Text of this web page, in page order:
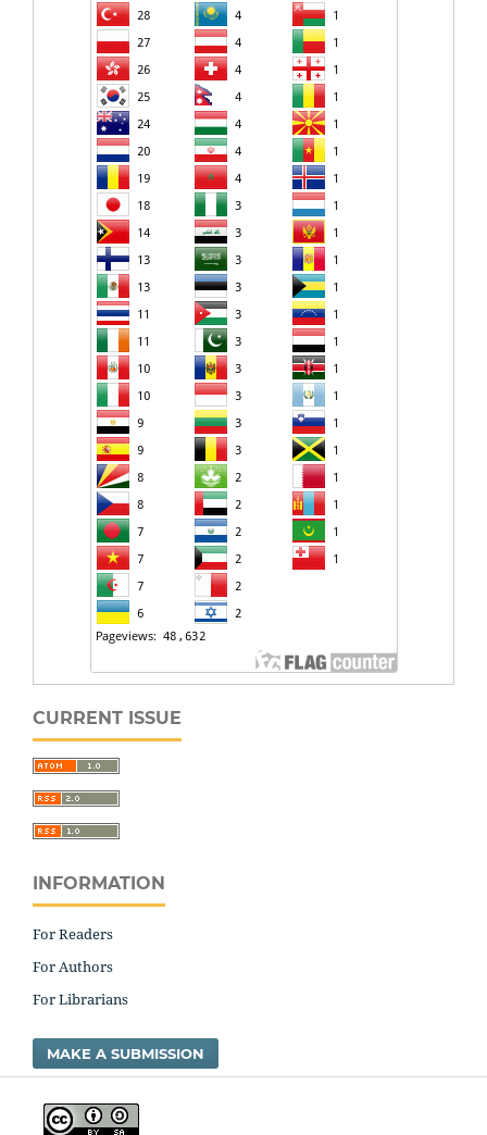
CURRENT ISSUE
INFORMATION
For Readers
For Authors
For Librarians
MAKE A SUBMISSION